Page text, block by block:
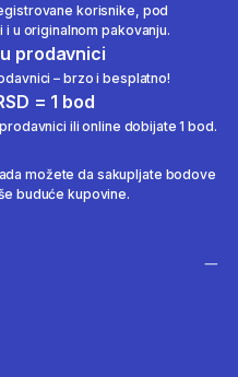
korisnike, pod
u originalnom pakovanju.
prodavnici
– brzo i besplatno!
= 1 bod
ili online dobijate 1 bod.
možete da sakupljate bodove
buduće kupovine.